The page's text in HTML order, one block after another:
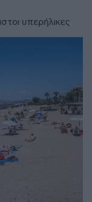
υπερήλικες